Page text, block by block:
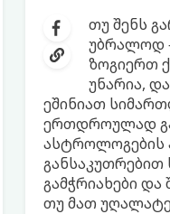
თუ შენს
უბრალოდ
ზოგიერთ
უნარია,
ეშინიათ
ერთდროულად
ასტროლოგების
განსაკუთრებით
გამჭრიახები
თუ მათ უღალატე